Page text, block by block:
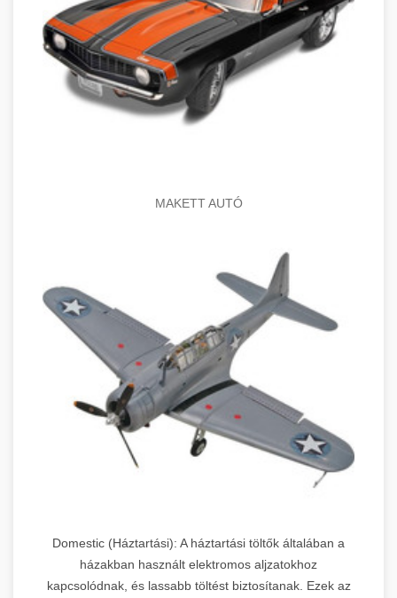
MAKETT AUTÓ
Domestic (Háztartási): A háztartási töltők általában a
házakban használt elektromos aljzatokhoz
kapcsolódnak, és lassabb töltést biztosítanak. Ezek az